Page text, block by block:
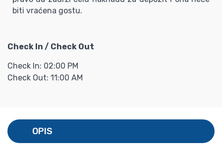
biti vraćena gostu.
Check In / Check Out
Check In: 02:00 PM
Check Out: 11:00 AM
OPIS